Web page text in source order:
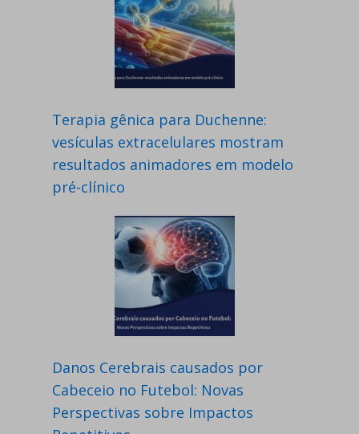
Terapia gênica para Duchenne:
vesículas extracelulares mostram
resultados animadores em modelo
pré-clínico
Danos Cerebrais causados por
Cabeceio no Futebol: Novas
Perspectivas sobre Impactos